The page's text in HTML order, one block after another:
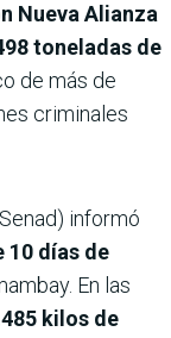
Nueva Alianza
toneladas de
de más de
criminales
informó
10 días de
En las
kilos de